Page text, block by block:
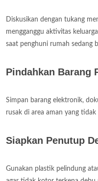
Diskusikan dengan tukang
mengganggu aktivitas
saat penghuni rumah sedang
Pindahkan Barang
Simpan barang elektronik,
rusak di area aman yang
Siapkan Penutup
Gunakan plastik pelindung